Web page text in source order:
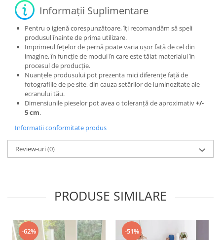
Informații Suplimentare
Pentru o igienă corespunzătoare, îți recomandăm să speli
produsul înainte de prima utilizare.
Imprimeul fețelor de pernă poate varia ușor față de cel din
imagine, în funcție de modul în care este tăiat materialul în
procesul de producție.
Nuanțele produsului pot prezenta mici diferențe față de
fotografiile de pe site, din cauza setărilor de luminozitate ale
ecranului tău.
Dimensiunile pieselor pot avea o toleranță de aproximativ+/-
5 cm.
Informatii conformitate produs
Review-uri(0)
PRODUSE SIMILARE
-62% -51%